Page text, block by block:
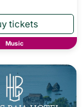
Music